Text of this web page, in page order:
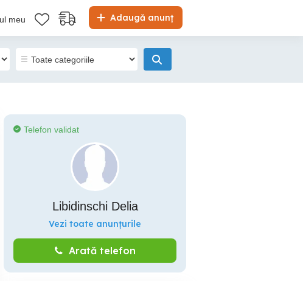
Adaugă anunț
meu
Telefon validat
Libidinschi Delia
Vezi toate anunțurile
Arată telefon